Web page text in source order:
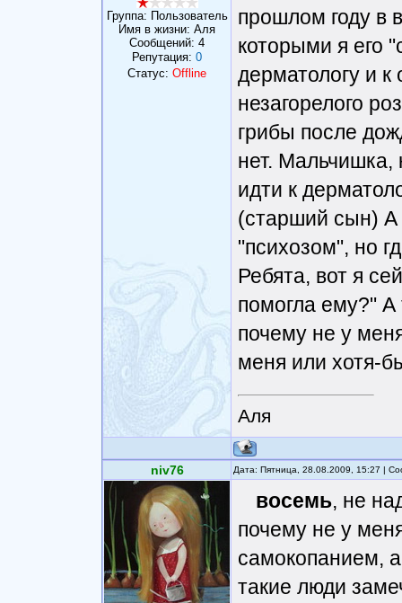
Группа: Пользователь
Имя в жизни: Аля
Сообщений: 4
Репутация: 0
Статус: Offline
прошлом году в
которыми я его
дерматологу и к
незагорелого
грибы после
нет. Мальчишка,
идти к
(старший сын) А
"психозом", но
Ребята, вот я
помогла ему?"
почему не у
меня или хотя-
Аля
niv76 Дата: Пятница, 28.08.2009, 15:27 |
восемь, не
почему не у
самокопанием,
такие люди